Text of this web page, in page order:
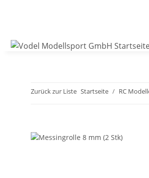
Zurück zur Liste Startseite RC